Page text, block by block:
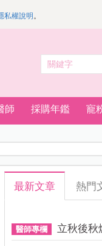
私權說明 。
師 採購年鑑 寵
最新文章 熱門
醫師專欄 立秋後秋